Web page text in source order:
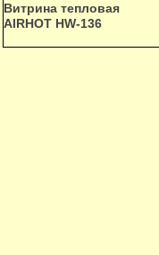
Витрина тепловая
AIRHOT HW-136